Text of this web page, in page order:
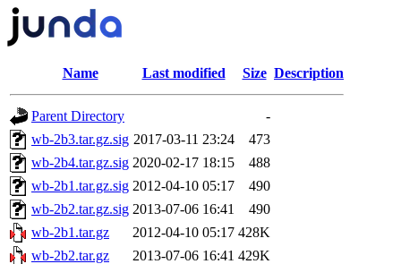
Name Last modified Size Description
Parent Directory
-
wb-2b3.tar.gz.sig 2017-03-11 23:24
473
wb-2b4.tar.gz.sig 2020-02-17 18:15
488
wb-2b1.tar.gz.sig 2012-04-10 05:17
490
wb-2b2.tar.gz.sig 2013-07-06 16:41
490
wb-2b1.tar.gz
2012-04-10 05:17 428K
wb-2b2.tar.gz
2013-07-06 16:41 429K